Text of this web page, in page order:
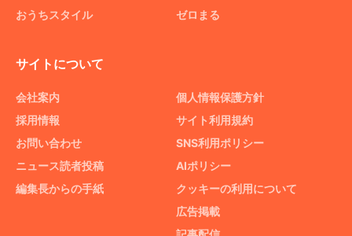
おうちスタイル
ゼロまる
サイトについて
会社案内
採用情報
お問い合わせ
ニュース読者投稿
編集長からの手紙
個人情報保護方針
サイト利用規約
SNS利用ポリシー
AIポリシー
クッキーの利用について
広告掲載